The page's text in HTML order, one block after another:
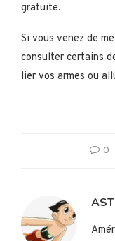
gratuite.
Si vous venez de
consulter certains
lier vos armes ou
0